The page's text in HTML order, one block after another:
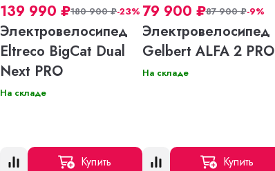
139 990 ₽180 900₽-23%
Электровелосипед
Eltreco BigCat Dual
Next PRO
На складе
Купить
79 900 ₽87 900₽-9%
Электровелосипед
Gelbert ALFA 2 PRO
На складе
Купить